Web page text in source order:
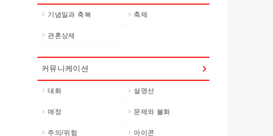
기념일과 축복 축제
관혼상제
커뮤니케이션
대화 설명선
애정 문제와 불화
주의/위험 아이콘